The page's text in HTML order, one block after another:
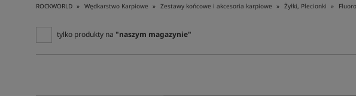
ROCKWORLD Wędkarstwo Karpiowe Zestawy końcowe i akcesoria karpiowe Żyłki, Plecionki
tylko produkty na "naszym magazynie"